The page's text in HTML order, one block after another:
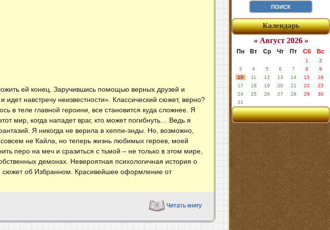
ей конец. Заручившись помощью верных друзей и
навстречу неизвестности». Классический сюжет, верно?
в теле главной героини, все становится куда сложнее. Я
мир, когда нападет враг, кто может погибнуть… Ведь я
Я никогда не верила в хеппи-энды. Но, возможно,
не Кайла, но теперь жизнь любимых героев, моей
перо на меч и сразиться с тьмой – не только в этом мире,
демонах. Невероятная психологичная история о
сюжет об Избранном. Красивейшее оформление от
Читать книгу
Календарь
« Август 2026 »
Пн Вт Ср Чт Пт Сб Вс
1
2
3
4 5 6 7 8
9
10
11 12 13 14 15
16
17
18 19 20 21 22
23
24
25 26 27 28 29
30
31